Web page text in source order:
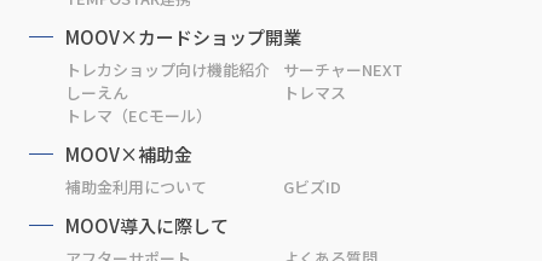
MOOV×カードショップ開業
トレカショップ向け機能紹介
サーチャーNEXT
しーえん
トレマス
トレマ（ECモール）
MOOV×補助金
補助金利用について GビズID
MOOV導入に際して